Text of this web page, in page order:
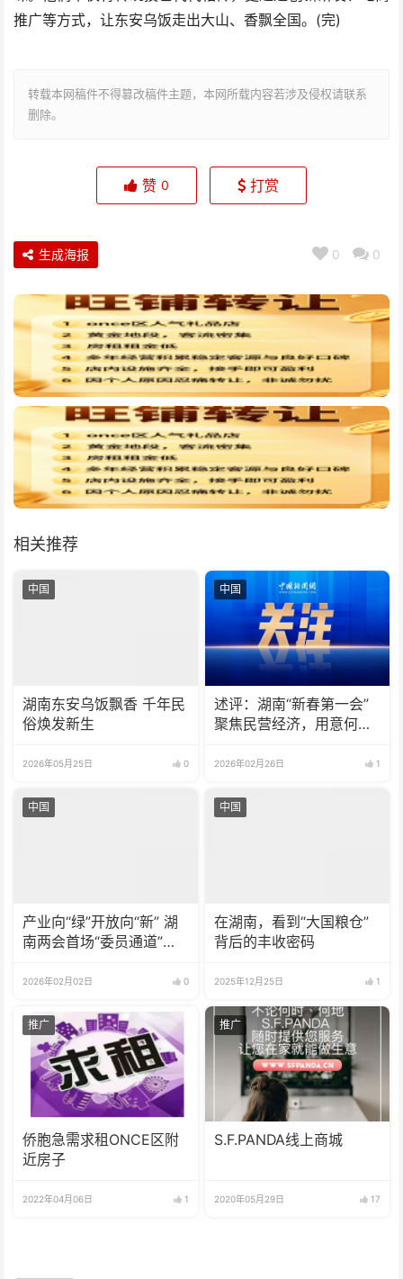
推广等方式，让东安乌饭走出大山、香飘全国。(完)
转载本网稿件不得篡改稿件主题，本网所载内容若涉及侵权请联系
删除。
赞 0 打赏
0 0
生成海报
相关推荐
中国
湖南东安乌饭飘香 千年民
俗焕发新生
2026年05月25日 0
中国
述评：湖南“新春第一会”
聚焦民营经济，用意何
2026年02月26日 1
中国
产业向“绿”开放向“新” 湖
南两会首场“委员通道”传
2026年02月02日 0
中国
在湖南，看到“大国粮仓”
背后的丰收密码
2025年12月25日 1
推广
侨胞急需求租ONCE区附
近房子
2022年04月06日 1
推广
S.F.PANDA线上商城
2020年05月29日 17